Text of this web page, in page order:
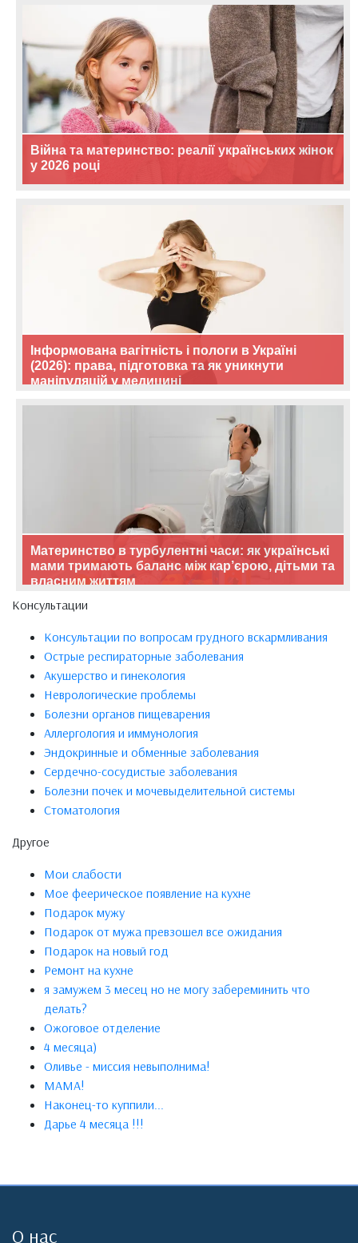
Війна та материнство: реалії українських жінок
у 2026 році
Інформована вагітність і пологи в Україні
(2026): права, підготовка та як уникнути
маніпуляцій у медицині
Материнство в турбулентні часи: як українські
мами тримають баланс між кар’єрою, дітьми та
власним життям
Консультации
Консультации по вопросам грудного вскармливания
Острые респираторные заболевания
Акушерство и гинекология
Неврологические проблемы
Болезни органов пищеварения
Аллергология и иммунология
Эндокринные и обменные заболевания
Сердечно-сосудистые заболевания
Болезни почек и мочевыделительной системы
Стоматология
Другое
Мои слабости
Мое феерическое появление на кухне
Подарок мужу
Подарок от мужа превзошел все ожидания
Подарок на новый год
Ремонт на кухне
я замужем 3 месец но не могу забереминить что
делать?
Ожоговое отделение
4 месяца)
Оливье - миссия невыполнима!
МАМА!
Наконец-то куппили...
Дарье 4 месяца !!!
О нас